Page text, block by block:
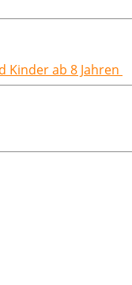
Kinder ab 8 Jahren